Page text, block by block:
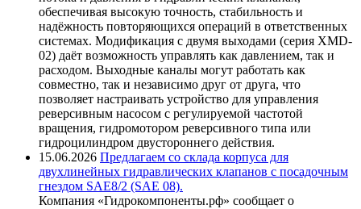
обеспечивая высокую точность, стабильность и
надёжность повторяющихся операций в ответственных
системах. Модификация с двумя выходами (серия XMD-
02) даёт возможность управлять как давлением, так и
расходом. Выходные каналы могут работать как
совместно, так и независимо друг от друга, что
позволяет настраивать устройство для управления
реверсивным насосом с регулируемой частотой
вращения, гидромотором реверсивного типа или
гидроцилиндром двустороннего действия.
15.06.2026 Предлагаем со склада корпуса для
двухлинейных гидравлических клапанов с посадочным
гнездом SAE8/2 (SAE 08).
Компания «Гидрокомпоненты.рф» сообщает о